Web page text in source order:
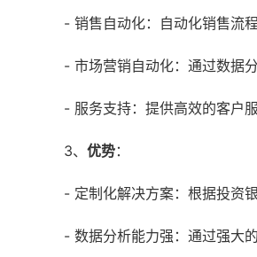
- 销售自动化：自动化销售流
- 市场营销自动化：通过数据
- 服务支持：提供高效的客户
3、 优势：
- 定制化解决方案：根据投资
- 数据分析能力强：通过强大